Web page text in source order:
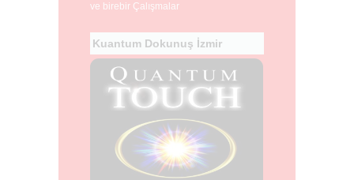
ve birebir Çalışmalar
Kuantum Dokunuş İzmir